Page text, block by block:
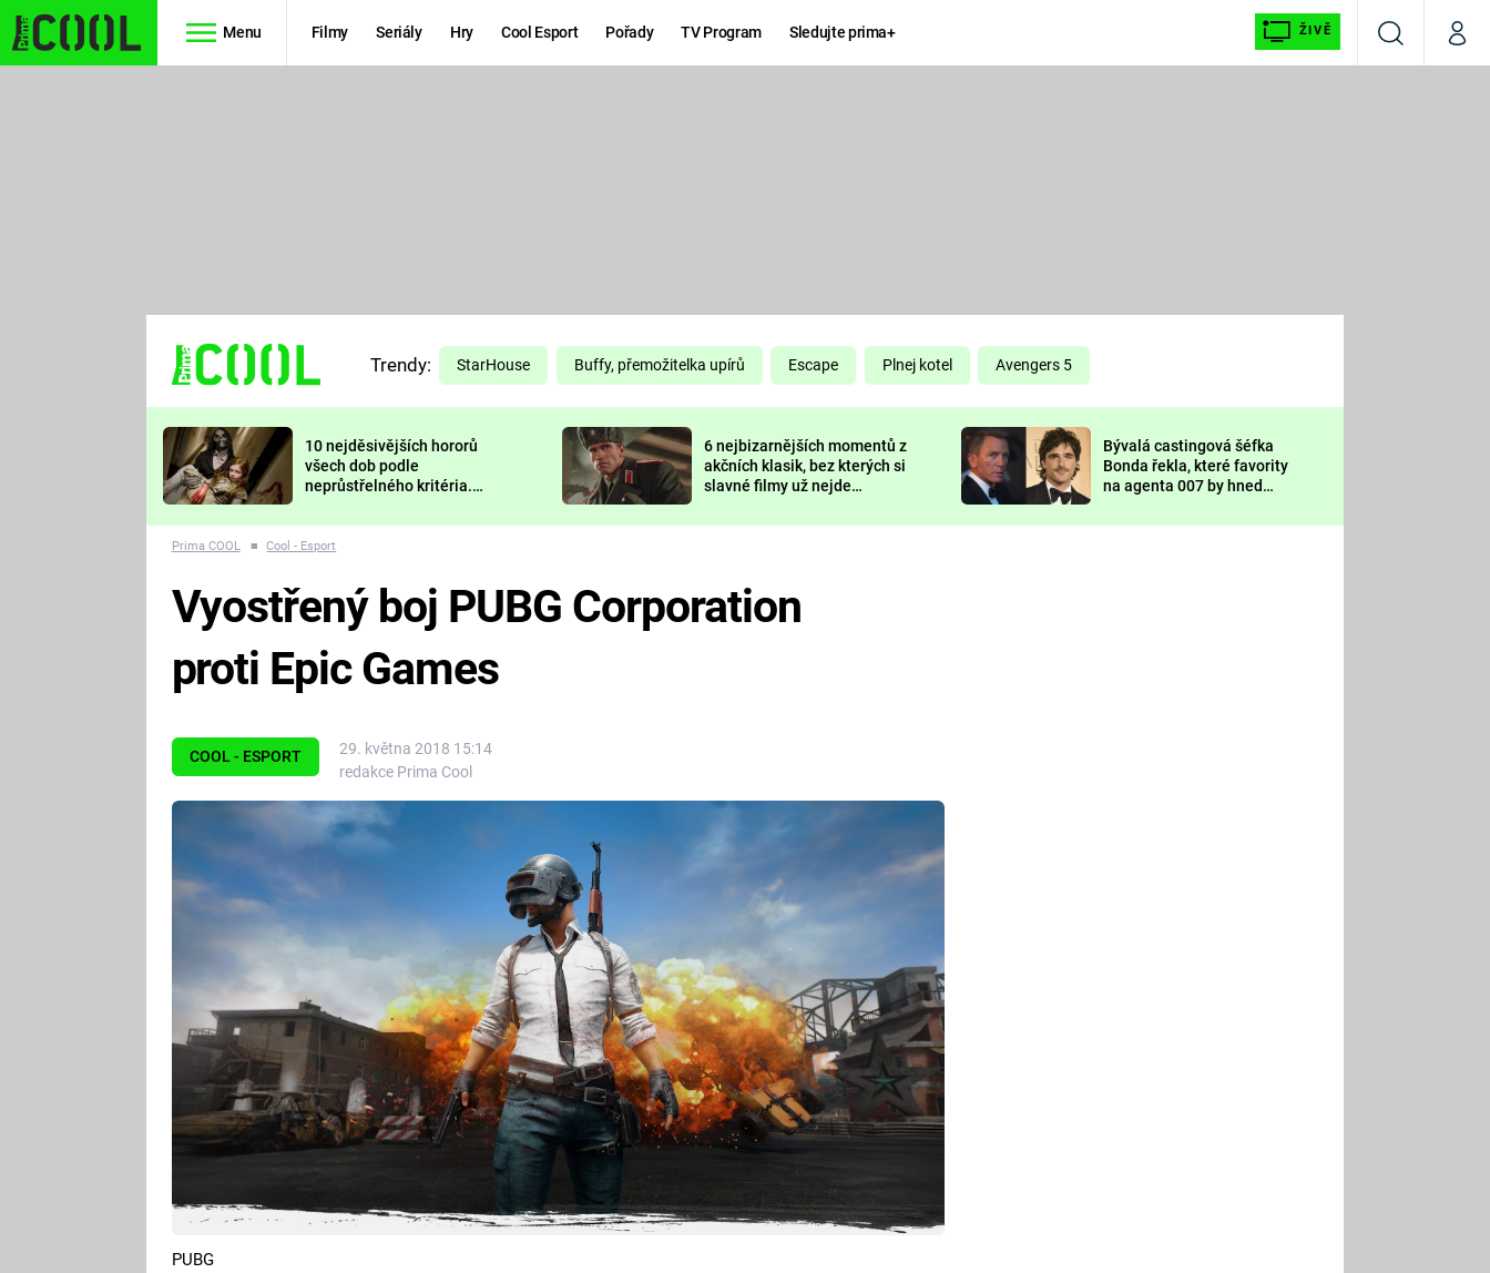
Menu Filmy Seriály Hry Cool Esport Pořady TV Program Sledujte prima+ ŽIVĚ
VyhledáváníMůj
TŘESKU
FUTURAMA
PREDÁTOR
DELIVERANCE
KOMEDIE
CHUCK
NORRIS
DEADPOOL
Prima LAJK
Sledujte nás
Trendy: StarHouse Buffy, přemožitelka upírů Escape Plnej kotel Avengers 5
10 nejděsivějších hororů
všech dob podle
neprůstřelného kritéria.
nejvíc zvednou tep?
6 nejbizarnějších momentů z
akčních klasik, bez kterých si
slavné filmy už nejde
Bývalá castingová šéfka
Bonda řekla, které favority
na agenta 007 by hned
Prima COOL ■ Cool - Esport
COOL - ESPORT
29. května 2018 15:14
redakce Prima Cool
Vyostřený boj PUBG Corporation
proti Epic Games
PUBG